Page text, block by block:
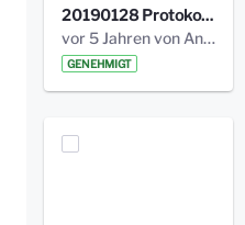
20190128 Protokoll der Projektgruppe Olgäle.pdf
vor 5 Jahren von Anni Schlumberger
GENEHMIGT